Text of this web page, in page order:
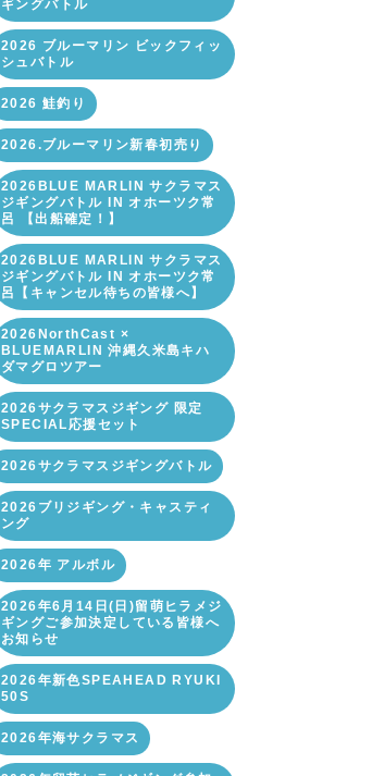
ギングバトル
2026 ブルーマリン ビックフィッ
シュバトル
2026 鮭釣り
2026.ブルーマリン新春初売り
2026BLUE MARLIN サクラマス
ジギングバトル IN オホーツク常
呂 【出船確定！】
2026BLUE MARLIN サクラマス
ジギングバトル IN オホーツク常
呂【キャンセル待ちの皆様へ】
2026NorthCast ×
BLUEMARLIN 沖縄久米島キハ
ダマグロツアー
2026サクラマスジギング 限定
SPECIAL応援セット
2026サクラマスジギングバトル
2026ブリジギング・キャスティ
ング
2026年 アルボル
2026年6月14日(日)留萌ヒラメジ
ギングご参加決定している皆様へ
お知らせ
2026年新色SPEAHEAD RYUKI
50S
2026年海サクラマス